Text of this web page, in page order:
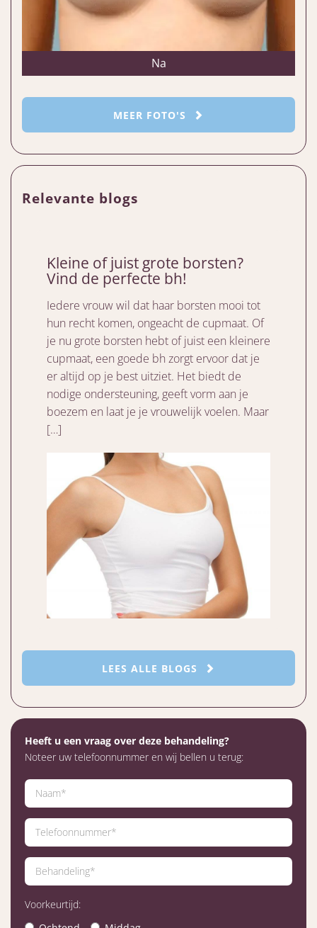
Na
MEER FOTO'S
Relevante blogs
Kleine of juist grote borsten?
Vind de perfecte bh!
Iedere vrouw wil dat haar borsten mooi tot
hun recht komen, ongeacht de cupmaat. Of
je nu grote borsten hebt of juist een kleinere
cupmaat, een goede bh zorgt ervoor dat je
er altijd op je best uitziet. Het biedt de
nodige ondersteuning, geeft vorm aan je
boezem en laat je je vrouwelijk voelen. Maar
[…]
LEES ALLE BLOGS
Heeft u een vraag over deze behandeling?
Noteer uw telefoonnummer en wij bellen u terug:
Voorkeurtijd: